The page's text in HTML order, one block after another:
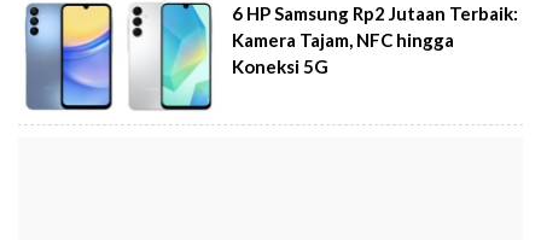
6 HP Samsung Rp2 Jutaan Terbaik:
Kamera Tajam, NFC hingga
Koneksi 5G